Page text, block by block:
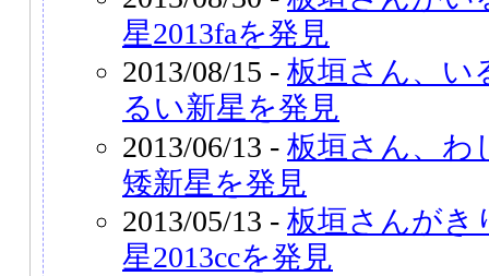
星2013faを発見
2013/08/15 - 板垣さん、い
るい新星を発見
2013/06/13 - 板垣さん、わ
矮新星を発見
2013/05/13 - 板垣さんがき
星2013ccを発見